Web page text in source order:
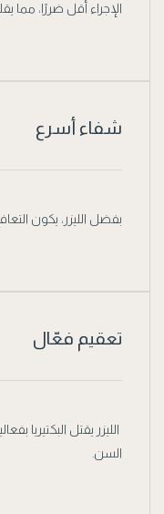
الإجراء أقل ضررًا، مما
شفاء أسرع
بفضل الليزر، يكون
تعقيم فعّال
الليزر يقتل البكتيريا
السن.